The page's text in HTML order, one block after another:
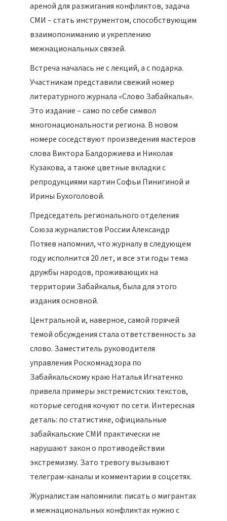
ареной для разжигания конфликтов, задача
СМИ – стать инструментом, способствующим
взаимопониманию и укреплению
межнациональных связей.
Встреча началась не с лекций, а с подарка.
Участникам представили свежий номер
литературного журнала «Слово Забайкалья».
Это издание – само по себе символ
многонациональности региона. В новом
номере соседствуют произведения мастеров
слова Виктора Балдоржиева и Николая
Кузакова, а также цветные вкладки с
репродукциями картин Софьи Пинигиной и
Ирины Бухоголовой.
Председатель регионального отделения
Союза журналистов России Александр
Потяев напомнил, что журналу в следующем
году исполнится 20 лет, и все эти годы тема
дружбы народов, проживающих на
территории Забайкалья, была для этого
издания основной.
Центральной и, наверное, самой горячей
темой обсуждения стала ответственность за
слово. Заместитель руководителя
управления Роскомнадзора по
Забайкальскому краю Наталья Игнатенко
привела примеры экстремистских текстов,
которые сегодня кочуют по сети. Интересная
деталь: по статистике, официальные
забайкальские СМИ практически не
нарушают закон о противодействии
экстремизму. Зато тревогу вызывают
телеграм-каналы и комментарии в соцсетях.
Журналистам напомнили: писать о мигрантах
и межнациональных конфликтах нужно с